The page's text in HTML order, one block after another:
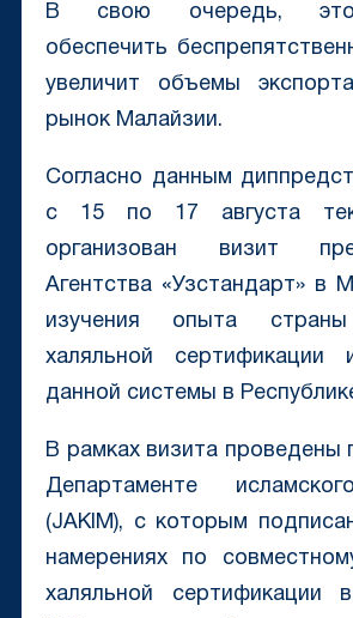
В свою очередь, это
обеспечить
увеличит объемы
рынок Малайзии.
Согласно данным
с 15 по 17 августа
организован визит
Агентства «Узстандарт» в
изучения опыта
халяльной сертификации
данной системы в
В рамках визита проведены
Департаменте
(JAKIM), с которым
намерениях по
халяльной сертификации